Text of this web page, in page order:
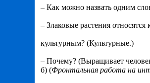
– Как можно назвать одним
– Злаковые растения
культурным? (Культурные.)
– Почему? (Выращивает
б) (Фронтальная работа на